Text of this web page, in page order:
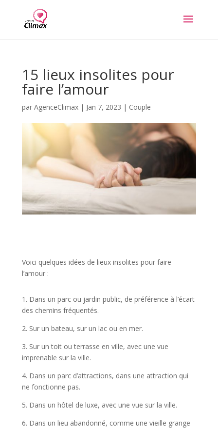
15 lieux insolites pour
faire l’amour
par AgenceClimax| Jan 7, 2023 | Couple
Voici quelques idées de lieux insolites pour faire
l’amour :
1. Dans un parc ou jardin public, de préférence à l’écart
des chemins fréquentés.
2. Sur un bateau, sur un lac ou en mer.
3. Sur un toit ou terrasse en ville, avec une vue
imprenable sur la ville.
4. Dans un parc d’attractions, dans une attraction qui
ne fonctionne pas.
5. Dans un hôtel de luxe, avec une vue sur la ville.
6. Dans un lieu abandonné, comme une vieille grange